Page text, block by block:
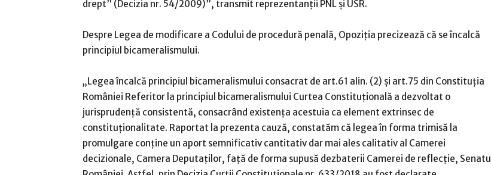
drept” (Decizia nr. 54/2009)”, transmit reprezentanţii PNL şi USR.
Despre Legea de modificare a Codului de procedură penală, Opoziţia precizează că se încalcă
principiul bicameralismului.
„Legea încalcă principiul bicameralismului consacrat de art.61 alin. (2) şi art.75 din Constituţia
României Referitor la principiul bicameralismului Curtea Constituţională a dezvoltat o
jurisprudenţă consistentă, consacrând existenţa acestuia ca element extrinsec de
constituţionalitate. Raportat la prezenta cauză, constatăm că legea în forma trimisă la
promulgare conţine un aport semnificativ cantitativ dar mai ales calitativ al Camerei
decizionale, Camera Deputaţilor, faţă de forma supusă dezbaterii Camerei de reflecţie, Senatul